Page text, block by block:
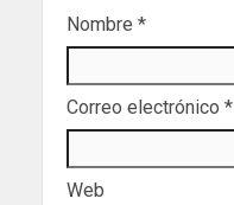
Nombre *
Correo electrónico *
Web